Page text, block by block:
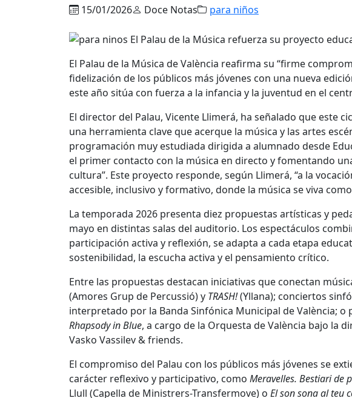
15/01/2026 Doce Notas para niños
El Palau de la Música de València reafirma su “firme
fidelización de los públicos más jóvenes con una nueva
este año sitúa con fuerza a la infancia y la juventud en el
El director del Palau, Vicente Llimerá, ha señalado que este
una herramienta clave que acerque la música y las artes
programación muy estudiada dirigida a alumnado desde
el primer contacto con la música en directo y fomentando
cultura”. Este proyecto responde, según Llimerá, “a la
accesible, inclusivo y formativo, donde la música se viva
La temporada 2026 presenta diez propuestas artísticas y
mayo en distintas salas del auditorio. Los espectáculos
participación activa y reflexión, se adapta a cada etapa
sostenibilidad, la escucha activa y el pensamiento crítico.
Entre las propuestas destacan iniciativas que conectan
(Amores Grup de Percussió) y TRASH!(Yllana); conciertos
interpretado por la Banda Sinfónica Municipal de València;
Rhapsody in Blue, a cargo de la Orquesta de València bajo la
Vasko Vassilev & friends.
El compromiso del Palau con los públicos más jóvenes se
carácter reflexivo y participativo, como Meravelles. Bestiari de
Llull (Capella de Ministrers-Transfermove) o El son sona al teu